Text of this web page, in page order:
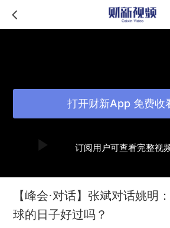
订阅用户可查看完整视
打开财新App 免费收
【峰会·对话】张斌对话姚明
球的日子好过吗？